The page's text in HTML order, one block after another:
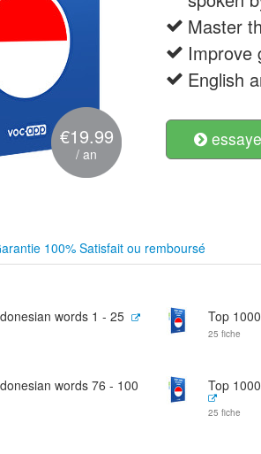
€19.99
/ an
Master
Improve
English
100% Satisfait ou remboursé
words 1 - 25 Top
25 fiche
words 76 - 100 Top
25 fiche